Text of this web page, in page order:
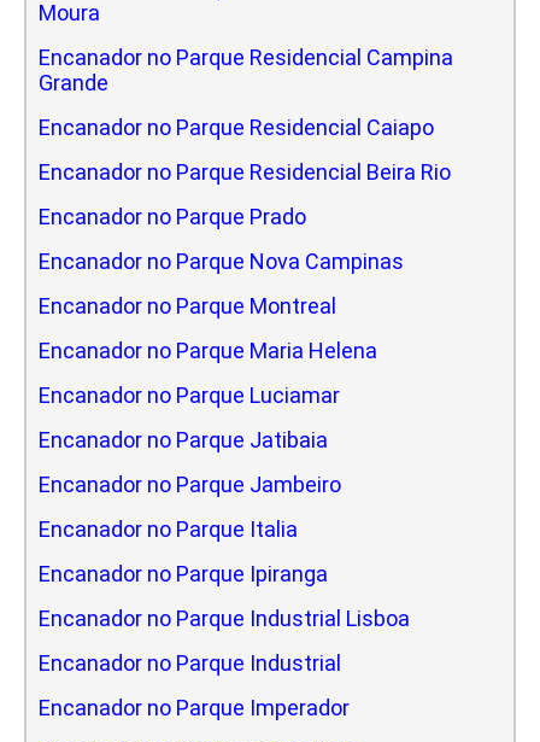
Moura
Encanador no Parque Residencial Campina
Grande
Encanador no Parque Residencial Caiapo
Encanador no Parque Residencial Beira Rio
Encanador no Parque Prado
Encanador no Parque Nova Campinas
Encanador no Parque Montreal
Encanador no Parque Maria Helena
Encanador no Parque Luciamar
Encanador no Parque Jatibaia
Encanador no Parque Jambeiro
Encanador no Parque Italia
Encanador no Parque Ipiranga
Encanador no Parque Industrial Lisboa
Encanador no Parque Industrial
Encanador no Parque Imperador